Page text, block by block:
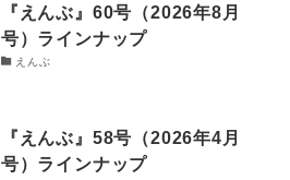
『えんぶ』60号（2026年8月
号）ラインナップ
えんぶ
『えんぶ』58号（2026年4月
号）ラインナップ